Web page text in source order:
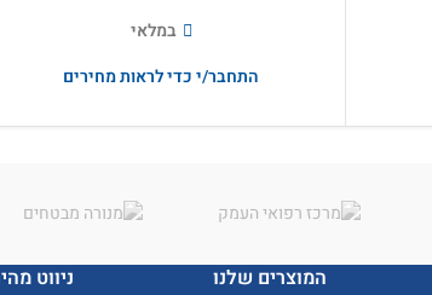
במלאי
התחבר/י כדי לראות מחירים
המוצרים שלנו ניווט